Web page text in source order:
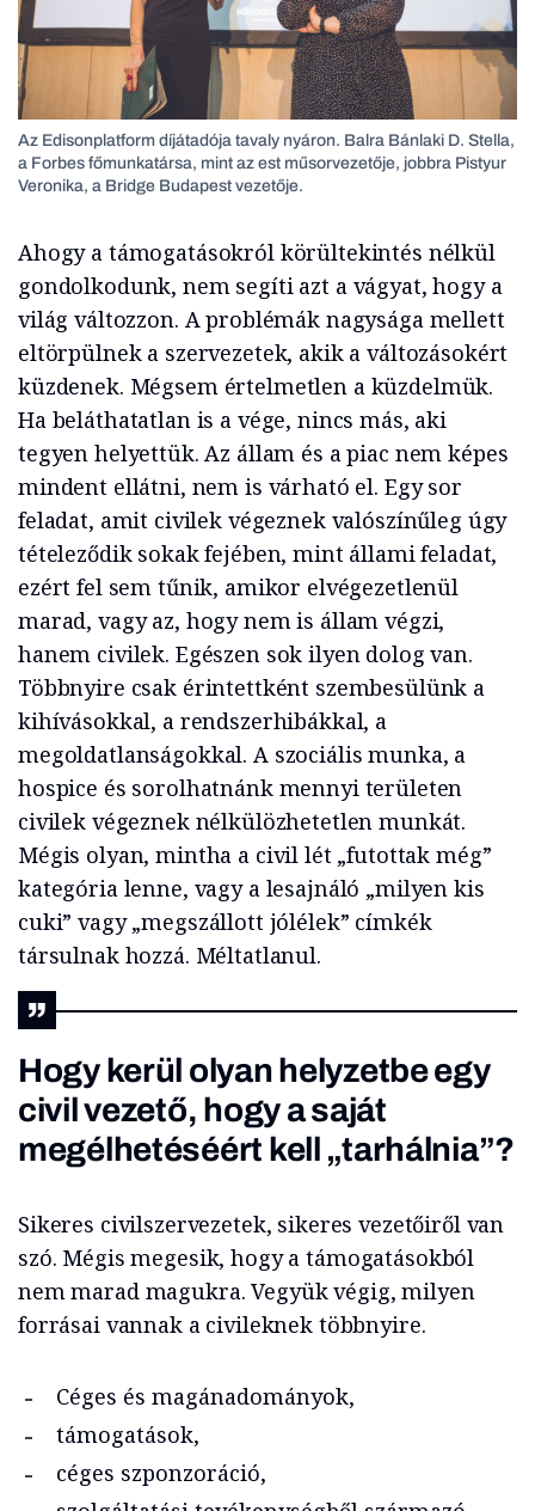
Az Edisonplatform díjátadója tavaly nyáron. Balra Bánlaki D. Stella,
a Forbes főmunkatársa, mint az est műsorvezetője, jobbra Pistyur
Veronika, a Bridge Budapest vezetője.
Ahogy a támogatásokról körültekintés nélkül
gondolkodunk, nem segíti azt a vágyat, hogy a
világ változzon. A problémák nagysága mellett
eltörpülnek a szervezetek, akik a változásokért
küzdenek. Mégsem értelmetlen a küzdelmük.
Ha beláthatatlan is a vége, nincs más, aki
tegyen helyettük. Az állam és a piac nem képes
mindent ellátni, nem is várható el. Egy sor
feladat, amit civilek végeznek valószínűleg úgy
tételeződik sokak fejében, mint állami feladat,
ezért fel sem tűnik, amikor elvégezetlenül
marad, vagy az, hogy nem is állam végzi,
hanem civilek. Egészen sok ilyen dolog van.
Többnyire csak érintettként szembesülünk a
kihívásokkal, a rendszerhibákkal, a
megoldatlanságokkal. A szociális munka, a
hospice és sorolhatnánk mennyi területen
civilek végeznek nélkülözhetetlen munkát.
Mégis olyan, mintha a civil lét „futottak még”
kategória lenne, vagy a lesajnáló „milyen kis
cuki” vagy „megszállott jólélek” címkék
társulnak hozzá. Méltatlanul.
Hogy kerül olyan helyzetbe egy
civil vezető, hogy a saját
megélhetéséért kell „tarhálnia”?
Sikeres civilszervezetek, sikeres vezetőiről van
szó. Mégis megesik, hogy a támogatásokból
nem marad magukra. Vegyük végig, milyen
forrásai vannak a civileknek többnyire.
Céges és magánadományok,
támogatások,
céges szponzoráció,